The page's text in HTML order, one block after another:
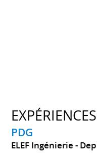
EXPÉRIENCES
PDG
ELEF Ingénierie